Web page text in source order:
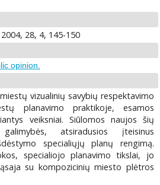
28, 4, 145-150
opinion.
vizualinių savybių respektavimo
planavimo praktikoje, esamos
veiksniai. Siūlomos naujos šių
atsiradusios įteisinus
specialiųjų planų rengimą.
specialiojo planavimo tikslai, jo
su kompozicinių miesto plėtros